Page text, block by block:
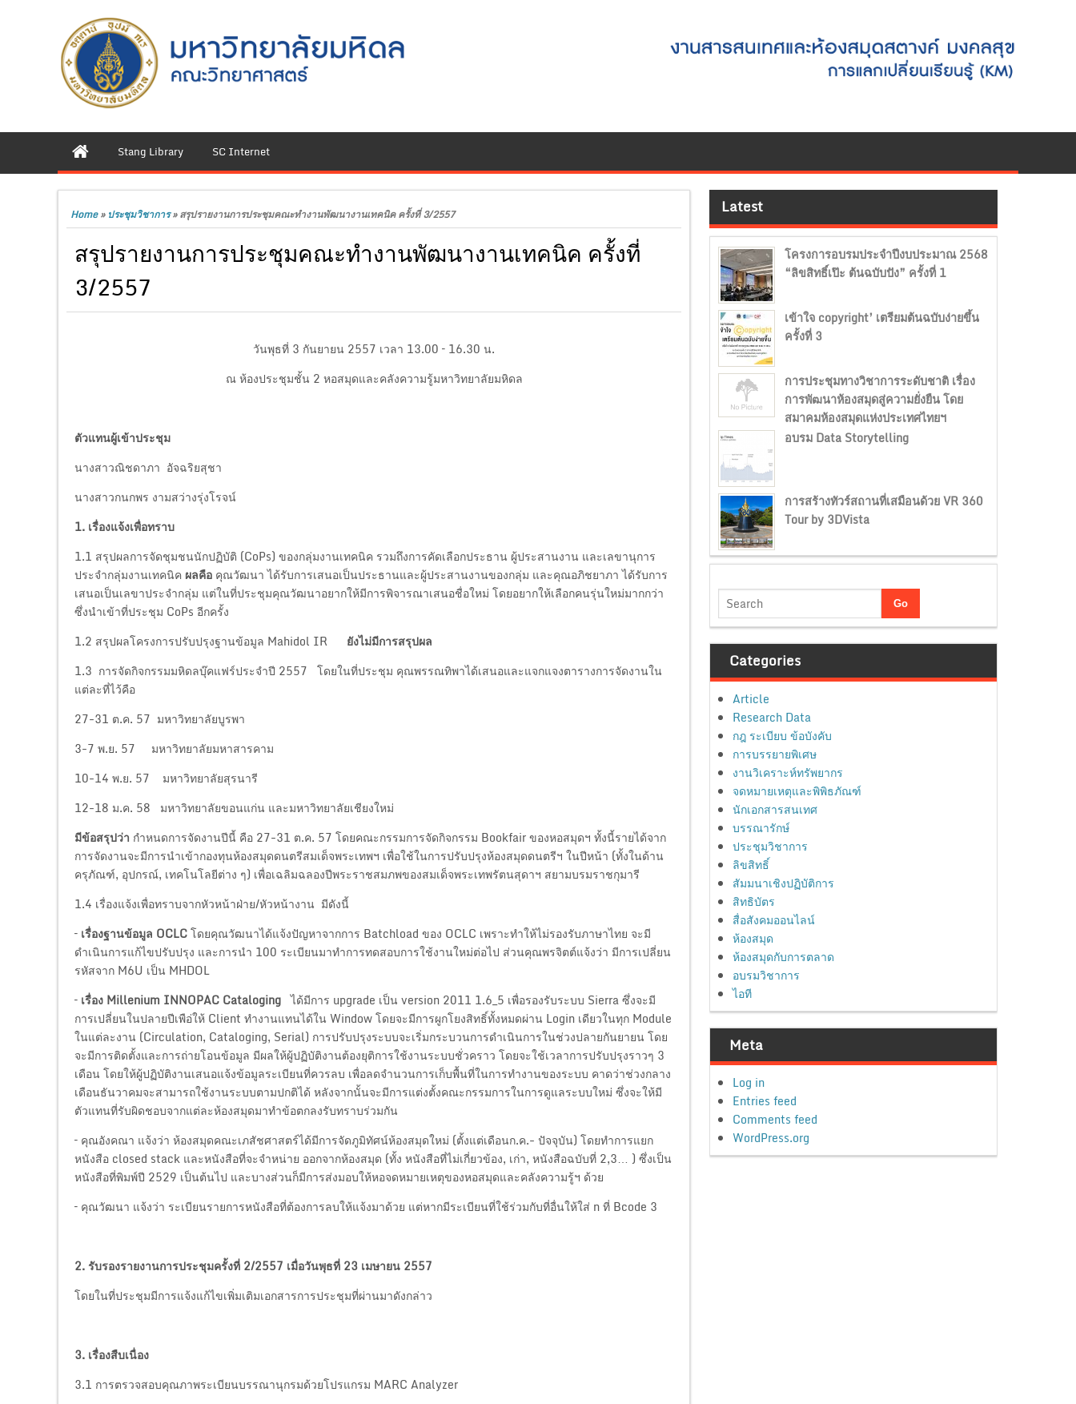
Stang Library SC Internet
Home» ประชุมวิชาการ»สรุปรายงานการประชุมคณะทำงานพัฒนางานเทคนิค ครั้งที่ 3/2557
สรุปรายงานการประชุมคณะทำงานพัฒนางานเทคนิค ครั้งที่
3/2557
วันพุธที่ 3 กันยายน 2557 เวลา 13.00 – 16.30 น.
ณ ห้องประชุมชั้น 2 หอสมุดและคลังความรู้มหาวิทยาลัยมหิดล
ตัวแทนผู้เข้าประชุม
นางสาวณิชดาภา อัจฉริยสุชา
นางสาวกนกพร งามสว่างรุ่งโรจน์
1. เรื่องแจ้งเพื่อทราบ
1.1 สรุปผลการจัดชุมชนนักปฏิบัติ (CoPs) ของกลุ่มงานเทคนิค รวมถึงการคัดเลือกประธาน ผู้ประสานงาน และเลขานุการ
ประจำกลุ่มงานเทคนิค ผลคือ คุณวัฒนา ได้รับการเสนอเป็นประธานและผู้ประสานงานของกลุ่ม และคุณอภิชยาภา ได้รับการ
เสนอเป็นเลขาประจำกลุ่ม แต่ในที่ประชุมคุณวัฒนาอยากให้มีการพิจารณาเสนอชื่อใหม่ โดยอยากให้เลือกคนรุ่นใหม่มากกว่า
ซึ่งนำเข้าที่ประชุม CoPs อีกครั้ง
1.2 สรุปผลโครงการปรับปรุงฐานข้อมูล Mahidol IR ยังไม่มีการสรุปผล
1.3 การจัดกิจกรรมมหิดลบุ๊คแฟร์ประจำปี 2557 โดยในที่ประชุม คุณพรรณทิพาได้เสนอและแจกแจงตารางการจัดงานใน
แต่ละที่ไว้คือ
27-31 ต.ค. 57 มหาวิทยาลัยบูรพา
3-7 พ.ย. 57 มหาวิทยาลัยมหาสารคาม
10-14 พ.ย. 57 มหาวิทยาลัยสุรนารี
12-18 ม.ค. 58 มหาวิทยาลัยขอนแก่น และมหาวิทยาลัยเชียงใหม่
มีข้อสรุปว่า กำหนดการจัดงานปีนี้ คือ 27-31 ต.ค. 57 โดยคณะกรรมการจัดกิจกรรม Bookfair ของหอสมุดฯ ทั้งนี้รายได้จาก
การจัดงานจะมีการนำเข้ากองทุนห้องสมุดดนตรีสมเด็จพระเทพฯ เพื่อใช้ในการปรับปรุงห้องสมุดดนตรีฯ ในปีหน้า (ทั้งในด้าน
ครุภัณฑ์, อุปกรณ์, เทคโนโลยีต่าง ๆ) เพื่อเฉลิมฉลองปีพระราชสมภพของสมเด็จพระเทพรัตนสุดาฯ สยามบรมราชกุมารี
1.4 เรื่องแจ้งเพื่อทราบจากหัวหน้าฝ่าย/หัวหน้างาน มีดังนี้
– เรื่องฐานข้อมูล OCLCโดยคุณวัฒนาได้แจ้งปัญหาจากการ Batchload ของ OCLC เพราะทำให้ไม่รองรับภาษาไทย จะมี
ดำเนินการแก้ไขปรับปรุง และการนำ 100 ระเบียนมาทำการทดสอบการใช้งานใหม่ต่อไป ส่วนคุณพรจิตต์แจ้งว่า มีการเปลี่ยน
รหัสจาก M6U เป็น MHDOL
– เรื่อง Millenium INNOPAC Cataloging ได้มีการ upgrade เป็น version 2011 1.6_5 เพื่อรองรับระบบ Sierra ซึ่งจะมี
การเปลี่ยนในปลายปีเพือ่ให้ Client ทำงานแทนได้ใน Window โดยจะมีการผูกโยงสิทธิ์ทั้งหมดผ่าน Login เดียวในทุก Module
ในแต่ละงาน (Circulation, Cataloging, Serial) การปรับปรุงระบบจะเริ่มกระบวนการดำเนินการในช่วงปลายกันยายน โดย
จะมีการติดตั้งและการถ่ายโอนข้อมูล มีผลให้ผู้ปฏิบัติงานต้องยุติการใช้งานระบบชั่วคราว โดยจะใช้เวลาการปรับปรุงราวๆ 3
เดือน โดยให้ผู้ปฏิบัติงานเสนอแจ้งข้อมูลระเบียนที่ควรลบ เพื่อลดจำนวนการเก็บพื้นที่ในการทำงานของระบบ คาดว่าช่วงกลาง
เดือนธันวาคมจะสามารถใช้งานระบบตามปกติได้ หลังจากนั้นจะมีการแต่งตั้งคณะกรรมการในการดูแลระบบใหม่ ซึ่งจะให้มี
ตัวแทนที่รับผิดชอบจากแต่ละห้องสมุดมาทำข้อตกลงรับทราบร่วมกัน
– คุณอังคณา แจ้งว่า ห้องสมุดคณะเภสัชศาสตร์ได้มีการจัดภูมิทัศน์ห้องสมุดใหม่ (ตั้งแต่เดือนก.ค.- ปัจจุบัน) โดยทำการแยก
หนังสือ closed stack และหนังสือที่จะจำหน่าย ออกจากห้องสมุด (ทั้ง หนังสือที่ไม่เกี่ยวข้อง, เก่า, หนังสือฉบับที่ 2,3… ) ซึ่งเป็น
หนังสือที่พิมพ์ปี 2529 เป็นต้นไป และบางส่วนก็มีการส่งมอบให้หอจดหมายเหตุของหอสมุดและคลังความรู้ฯ ด้วย
– คุณวัฒนา แจ้งว่า ระเบียนรายการหนังสือที่ต้องการลบให้แจ้งมาด้วย แต่หากมีระเบียนที่ใช้ร่วมกับที่อื่นให้ใส่ n ที่ Bcode 3
2. รับรองรายงานการประชุมครั้งที่ 2/2557 เมื่อวันพุธที่ 23 เมษายน 2557
โดยในที่ประชุมมีการแจ้งแก้ไขเพิ่มเติมเอกสารการประชุมที่ผ่านมาดังกล่าว
3. เรื่องสืบเนื่อง
3.1 การตรวจสอบคุณภาพระเบียนบรรณานุกรมด้วยโปรแกรม MARC Analyzer
Latest
โครงการอบรมประจำปีงบประมาณ 2568
“ลิขสิทธิ์เป๊ะ ต้นฉบับปัง” ครั้งที่ 1
เข้าใจ copyright’ เตรียมต้นฉบับง่ายขึ้น
ครั้งที่ 3
การประชุมทางวิชาการระดับชาติ เรื่อง
การพัฒนาห้องสมุดสู่ความยั่งยืน โดย
สมาคมห้องสมุดแห่งประเทศไทยฯ
อบรม Data Storytelling
การสร้างทัวร์สถานที่เสมือนด้วย VR 360
Tour by 3DVista
Categories
Article
Research Data
กฎ ระเบียบ ข้อบังคับ
การบรรยายพิเศษ
งานวิเคราะห์ทรัพยากร
จดหมายเหตุและพิพิธภัณฑ์
นักเอกสารสนเทศ
บรรณารักษ์
ประชุมวิชาการ
ลิขสิทธิ์
สัมมนาเชิงปฏิบัติการ
สิทธิบัตร
สื่อสังคมออนไลน์
ห้องสมุด
ห้องสมุดกับการตลาด
อบรมวิชาการ
ไอที
Meta
Log in
Entries feed
Comments feed
WordPress.org